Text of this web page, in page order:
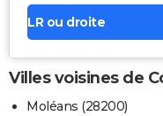
LR ou droite
Villes voisines de
Moléans (28200)